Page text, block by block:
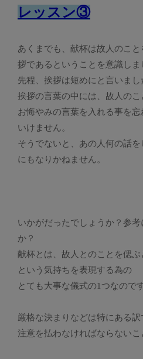
レッスン③
あくまでも、献杯は故人のこ
拶であるということを意識しま
先程、挨拶は短めにと言いまし
挨拶の言葉の中には、故人のこ
お悔やみの言葉を入れる事を
いけません。
そうでないと、あの人何の話
にもなりかねません。
いかがだったでしょうか？参考
か？
献杯とは、故人とのことを偲
という気持ちを表現する為の
とても大事な儀式の1つなのです
厳格な決まりなどは特にある訳
注意を払わなければならないこ